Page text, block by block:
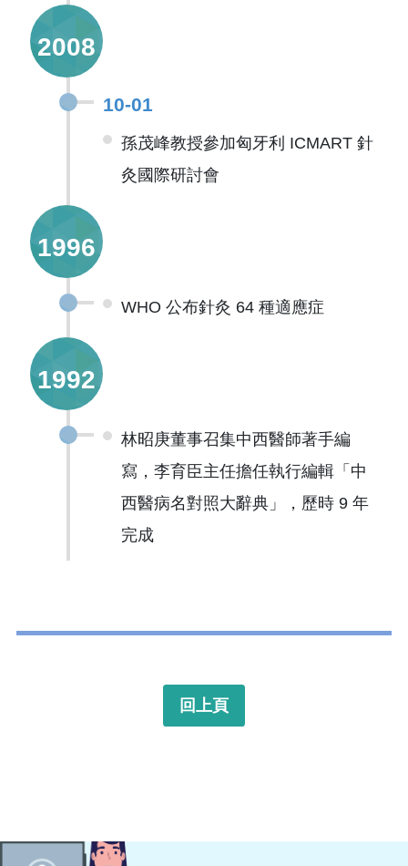
2008
10-01
孫茂峰教授參加匈牙利 ICMART 針
灸國際研討會
1996
WHO 公布針灸 64 種適應症
1992
林昭庚董事召集中西醫師著手編
寫，李育臣主任擔任執行編輯「中
西醫病名對照大辭典」，歷時 9 年
完成
回上頁